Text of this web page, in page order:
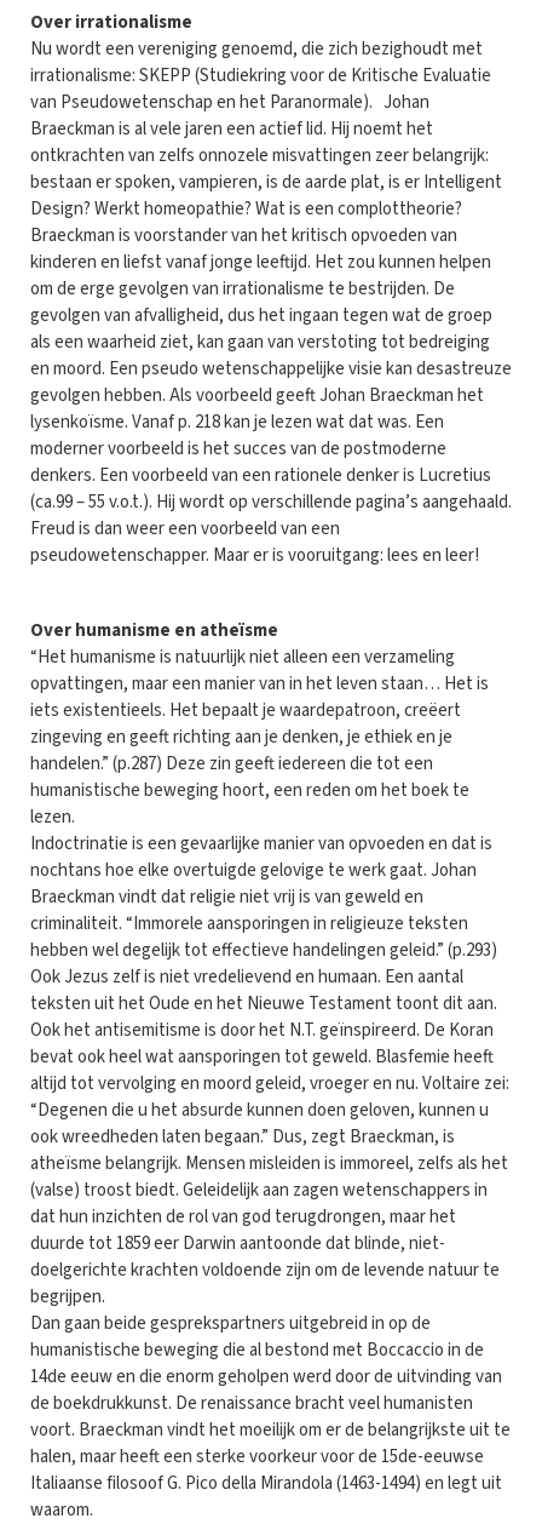
Over irrationalisme
Nu wordt een vereniging genoemd, die zich bezighoudt met
irrationalisme: SKEPP (Studiekring voor de Kritische Evaluatie
van Pseudowetenschap en het Paranormale). Johan
Braeckman is al vele jaren een actief lid. Hij noemt het
ontkrachten van zelfs onnozele misvattingen zeer belangrijk:
bestaan er spoken, vampieren, is de aarde plat, is er Intelligent
Design? Werkt homeopathie? Wat is een complottheorie?
Braeckman is voorstander van het kritisch opvoeden van
kinderen en liefst vanaf jonge leeftijd. Het zou kunnen helpen
om de erge gevolgen van irrationalisme te bestrijden. De
gevolgen van afvalligheid, dus het ingaan tegen wat de groep
als een waarheid ziet, kan gaan van verstoting tot bedreiging
en moord. Een pseudo wetenschappelijke visie kan desastreuze
gevolgen hebben. Als voorbeeld geeft Johan Braeckman het
lysenkoïsme. Vanaf p. 218 kan je lezen wat dat was. Een
moderner voorbeeld is het succes van de postmoderne
denkers. Een voorbeeld van een rationele denker is Lucretius
(ca.99 – 55 v.o.t.). Hij wordt op verschillende pagina’s aangehaald.
Freud is dan weer een voorbeeld van een
pseudowetenschapper. Maar er is vooruitgang: lees en leer!
Over humanisme en atheïsme
“Het humanisme is natuurlijk niet alleen een verzameling
opvattingen, maar een manier van in het leven staan… Het is
iets existentieels. Het bepaalt je waardepatroon, creëert
zingeving en geeft richting aan je denken, je ethiek en je
handelen.” (p.287) Deze zin geeft iedereen die tot een
humanistische beweging hoort, een reden om het boek te
lezen.
Indoctrinatie is een gevaarlijke manier van opvoeden en dat is
nochtans hoe elke overtuigde gelovige te werk gaat. Johan
Braeckman vindt dat religie niet vrij is van geweld en
criminaliteit. “Immorele aansporingen in religieuze teksten
hebben wel degelijk tot effectieve handelingen geleid.” (p.293)
Ook Jezus zelf is niet vredelievend en humaan. Een aantal
teksten uit het Oude en het Nieuwe Testament toont dit aan.
Ook het antisemitisme is door het N.T. geïnspireerd. De Koran
bevat ook heel wat aansporingen tot geweld. Blasfemie heeft
altijd tot vervolging en moord geleid, vroeger en nu. Voltaire zei:
“Degenen die u het absurde kunnen doen geloven, kunnen u
ook wreedheden laten begaan.” Dus, zegt Braeckman, is
atheïsme belangrijk. Mensen misleiden is immoreel, zelfs als het
(valse) troost biedt. Geleidelijk aan zagen wetenschappers in
dat hun inzichten de rol van god terugdrongen, maar het
duurde tot 1859 eer Darwin aantoonde dat blinde, niet-
doelgerichte krachten voldoende zijn om de levende natuur te
begrijpen.
Dan gaan beide gesprekspartners uitgebreid in op de
humanistische beweging die al bestond met Boccaccio in de
14de eeuw en die enorm geholpen werd door de uitvinding van
de boekdrukkunst. De renaissance bracht veel humanisten
voort. Braeckman vindt het moeilijk om er de belangrijkste uit te
halen, maar heeft een sterke voorkeur voor de 15de-eeuwse
Italiaanse filosoof G. Pico della Mirandola (1463-1494) en legt uit
waarom.